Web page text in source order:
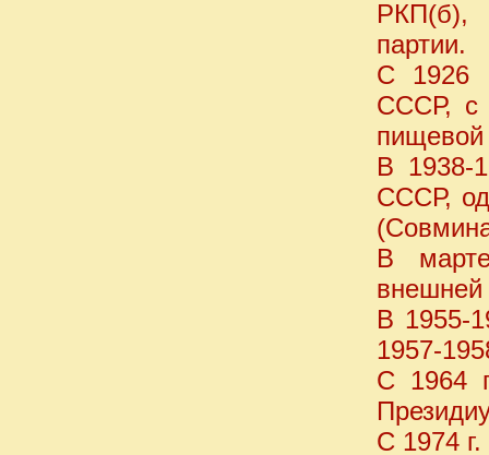
РКП(б),
партии.
С 1926
СССР, с
В 1938-
СССР,
В
внешней
В 1955-
1957-
С 1964
С 1974